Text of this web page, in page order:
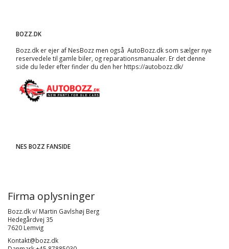
BOZZ.DK
Bozz.dk er ejer af NesBozz men også AutoBozz.dk som sælger nye
reservedele til gamle biler, og reparationsmanualer. Er det denne
side du leder efter finder du den her https://autobozz.dk/
NES BOZZ FANSIDE
Firma oplysninger
Bozz.dk v/ Martin Gavlshøj Berg
Hedegårdvej 35
7620 Lemvig
Kontakt@bozz.dk